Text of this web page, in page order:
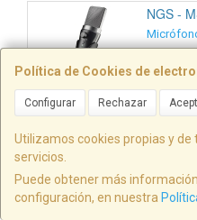
NGS -
NGS -
Política de Cookies de
Configurar Rechazar
Utilizamos cookies propias y
servicios.
Puede obtener más
configuración, en nuestra